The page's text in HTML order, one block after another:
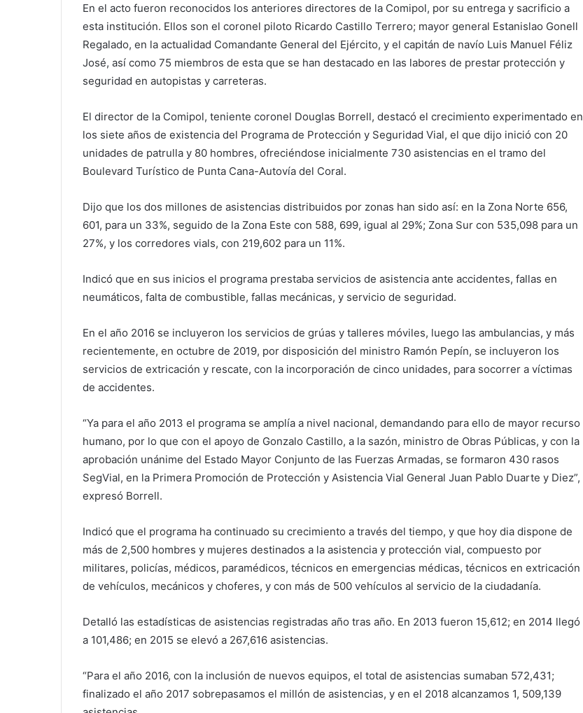
En el acto fueron reconocidos los anteriores directores de la Comipol, por su entrega y sacrificio a
esta institución. Ellos son el coronel piloto Ricardo Castillo Terrero; mayor general Estanislao Gonell
Regalado, en la actualidad Comandante General del Ejército, y el capitán de navío Luis Manuel Féliz
José, así como 75 miembros de esta que se han destacado en las labores de prestar protección y
seguridad en autopistas y carreteras.
El director de la Comipol, teniente coronel Douglas Borrell, destacó el crecimiento experimentado en
los siete años de existencia del Programa de Protección y Seguridad Vial, el que dijo inició con 20
unidades de patrulla y 80 hombres, ofreciéndose inicialmente 730 asistencias en el tramo del
Boulevard Turístico de Punta Cana-Autovía del Coral.
Dijo que los dos millones de asistencias distribuidos por zonas han sido así: en la Zona Norte 656,
601, para un 33%, seguido de la Zona Este con 588, 699, igual al 29%; Zona Sur con 535,098 para un
27%, y los corredores vials, con 219,602 para un 11%.
Indicó que en sus inicios el programa prestaba servicios de asistencia ante accidentes, fallas en
neumáticos, falta de combustible, fallas mecánicas, y servicio de seguridad.
En el año 2016 se incluyeron los servicios de grúas y talleres móviles, luego las ambulancias, y más
recientemente, en octubre de 2019, por disposición del ministro Ramón Pepín, se incluyeron los
servicios de extricación y rescate, con la incorporación de cinco unidades, para socorrer a víctimas
de accidentes.
“Ya para el año 2013 el programa se amplía a nivel nacional, demandando para ello de mayor recurso
humano, por lo que con el apoyo de Gonzalo Castillo, a la sazón, ministro de Obras Públicas, y con la
aprobación unánime del Estado Mayor Conjunto de las Fuerzas Armadas, se formaron 430 rasos
SegVial, en la Primera Promoción de Protección y Asistencia Vial General Juan Pablo Duarte y Diez”,
expresó Borrell.
Indicó que el programa ha continuado su crecimiento a través del tiempo, y que hoy dia dispone de
más de 2,500 hombres y mujeres destinados a la asistencia y protección vial, compuesto por
militares, policías, médicos, paramédicos, técnicos en emergencias médicas, técnicos en extricación
de vehículos, mecánicos y choferes, y con más de 500 vehículos al servicio de la ciudadanía.
Detalló las estadísticas de asistencias registradas año tras año. En 2013 fueron 15,612; en 2014 llegó
a 101,486; en 2015 se elevó a 267,616 asistencias.
“Para el año 2016, con la inclusión de nuevos equipos, el total de asistencias sumaban 572,431;
finalizado el año 2017 sobrepasamos el millón de asistencias, y en el 2018 alcanzamos 1, 509,139